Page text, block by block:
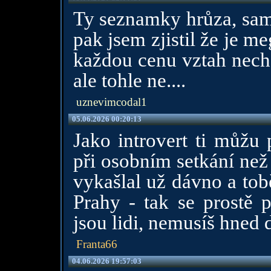
Ty seznamky hrůza,
pak jsem zjistil že je
každou cenu vztah
ale tohle ne....
uznevimcodal1
05.06.2026 00:20:13
Jako introvert ti můžu
při osobním setkání
vykašlal už dávno a
Prahy - tak se prostě
jsou lidi, nemusíš hned
Franta66
04.06.2026 19:57:03